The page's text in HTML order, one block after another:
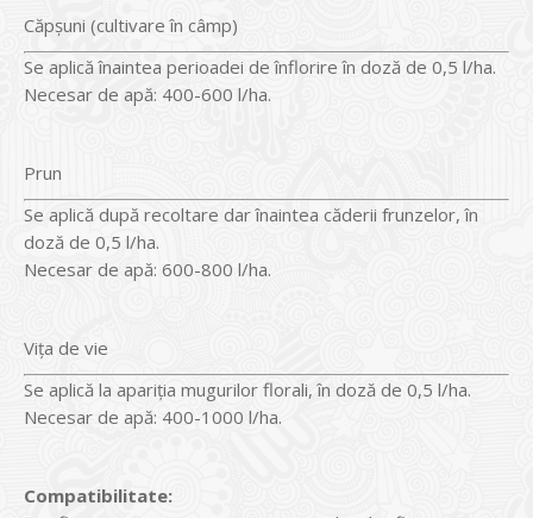
Căpşuni (cultivare în câmp)
Se aplică înaintea perioadei de înflorire în doză de 0,5 l/ha.
Necesar de apă: 400-600 l/ha.
Prun
Se aplică după recoltare dar înaintea căderii frunzelor, în
doză de 0,5 l/ha.
Necesar de apă: 600-800 l/ha.
Viţa de vie
Se aplică la apariţia mugurilor florali, în doză de 0,5 l/ha.
Necesar de apă: 400-1000 l/ha.
Compatibilitate: